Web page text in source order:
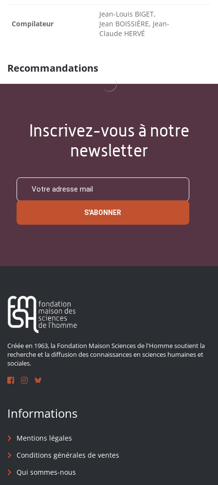
Compilateur
Jean-Louis BIGET,
Jean BOISSIÈRE, Jean-
Claude HERVÉ
Recommandations
Inscrivez-vous à notre
newsletter
S'ABONNER
Créée en 1963, la Fondation Maison Sciences de l'Homme soutient la
recherche et la diffusion des connaissances en sciences humaines et
sociales.
Informations
Mentions légales
Conditions générales de ventes
Qui sommes-nous